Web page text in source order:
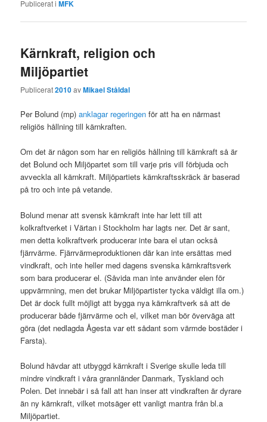
Publicerat i MFK
Kärnkraft, religion och
Miljöpartiet
Publicerat2010avMikael Ståldal
Per Bolund (mp)anklagar regeringen för att ha en närmast
religiös hållning till kärnkraften.
Om det är någon som har en religiös hållning till kärnkraft så är
det Bolund och Miljöpartet som till varje pris vill förbjuda och
avveckla all kärnkraft. Miljöpartiets kärnkraftsskräck är baserad
på tro och inte på vetande.
Bolund menar att svensk kärnkraft inte har lett till att
kolkraftverket i Värtan i Stockholm har lagts ner. Det är sant,
men detta kolkraftverk producerar inte bara el utan också
fjärrvärme. Fjärrvärmeproduktionen där kan inte ersättas med
vindkraft, och inte heller med dagens svenska kärnkraftsverk
som bara producerar el. (Såvida man inte använder elen för
uppvärmning, men det brukar Miljöpartister tycka väldigt illa om.)
Det är dock fullt möjligt att bygga nya kärnkraftverk så att de
producerar både fjärrvärme och el, vilket man bör överväga att
göra (det nedlagda Ågesta var ett sådant som värmde bostäder i
Farsta).
Bolund hävdar att utbyggd kärnkraft i Sverige skulle leda till
mindre vindkraft i våra grannländer Danmark, Tyskland och
Polen. Det innebär i så fall att han inser att vindkraften är dyrare
än ny kärnkraft, vilket motsäger ett vanligt mantra från bl.a
Miljöpartiet.